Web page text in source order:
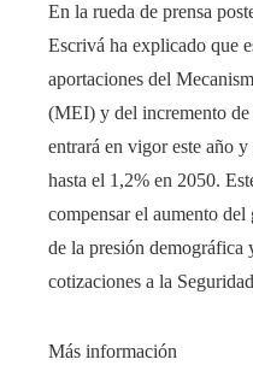
En la rueda de prensa
Escrivá ha explicado que
aportaciones del
(MEI) y del incremento de
entrará en vigor este año
hasta el 1,2% en 2050.
compensar el aumento del
de la presión demográfica
cotizaciones a la
Más información